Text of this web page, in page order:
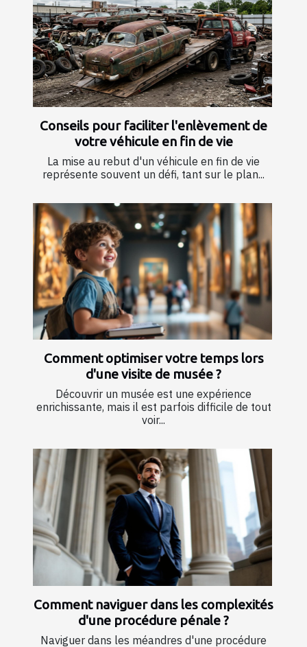
Conseils pour faciliter l'enlèvement de
votre véhicule en fin de vie
La mise au rebut d'un véhicule en fin de vie
représente souvent un défi, tant sur le plan...
Comment optimiser votre temps lors
d'une visite de musée ?
Découvrir un musée est une expérience
enrichissante, mais il est parfois difficile de tout
voir...
Comment naviguer dans les complexités
d'une procédure pénale ?
Naviguer dans les méandres d'une procédure